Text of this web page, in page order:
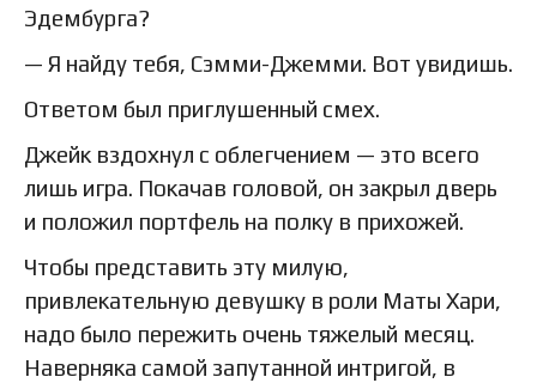
Эдембурга?
— Я найду тебя, Сэмми-Джемми. Вот увидишь.
Ответом был приглушенный смех.
Джейк вздохнул с облегчением — это всего
лишь игра. Покачав головой, он закрыл дверь
и положил портфель на полку в прихожей.
Чтобы представить эту милую,
привлекательную девушку в роли Маты Хари,
надо было пережить очень тяжелый месяц.
Наверняка самой запутанной интригой, в